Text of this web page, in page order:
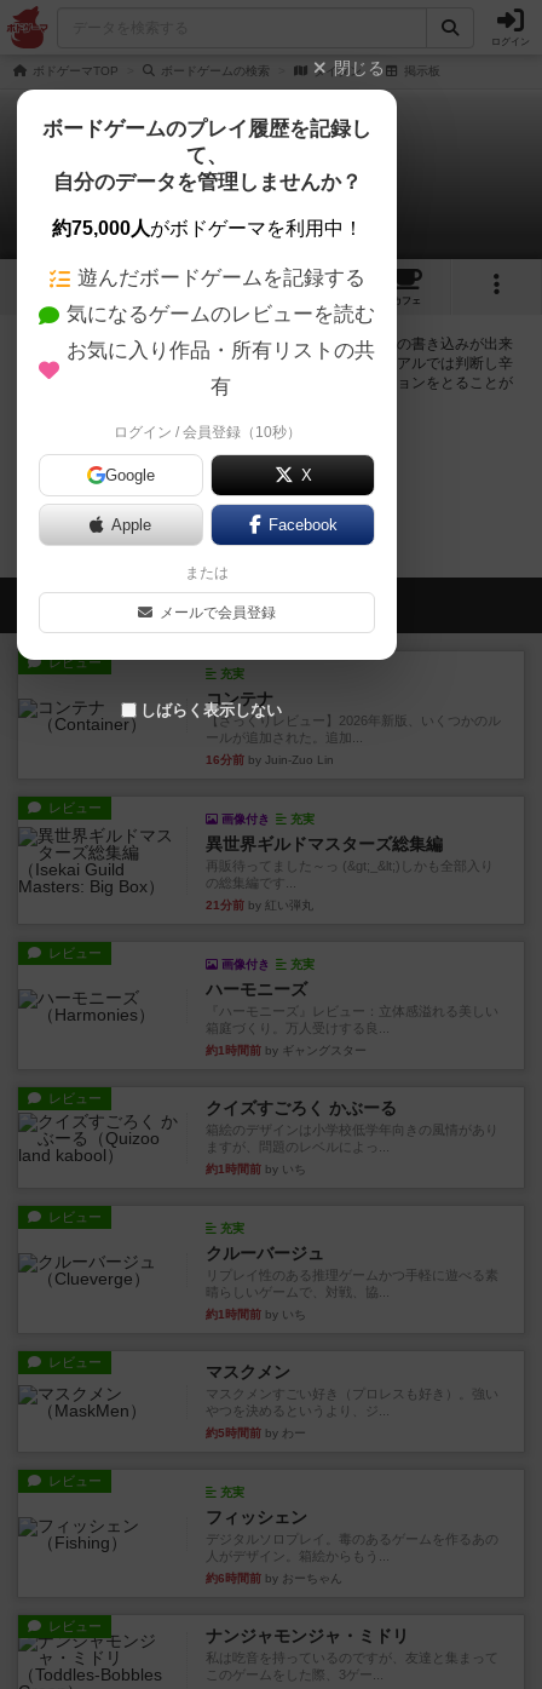
ログイン
ボドゲーマTOP ボードゲームの検索 タイタン 掲示板
タイタン
0件の掲示板
1 1
カフェ
ログインするとタイタンに関する掲示板の作成やコメントの書き込みが出来
るようになります。ルールの疑問やエラッタ情報、マニュアルでは判断し辛
い曖昧な表記等について会員同士で自由にコミュニケーションをとることが
ログイン/無料会員登録
タイタンのトップに戻る
会員の新しい投稿
レビュー
充実
コンテナ
【ざっくりレビュー】2026年新版、いくつかのル
ールが追加された。追加...
16分前 by Juin-Zuo Lin
レビュー
画像付き 充実
異世界ギルドマスターズ総集編
再販待ってました～っ (&gt;_&lt;)しかも全部入り
の総集編です...
21分前 by 紅い弾丸
レビュー
画像付き 充実
ハーモニーズ
『ハーモニーズ』レビュー：立体感溢れる美しい
箱庭づくり。万人受けする良...
約1時間前 by ギャングスター
レビュー クイズすごろく かぶーる
箱絵のデザインは小学校低学年向きの風情があり
ますが、問題のレベルによっ...
約1時間前 by いち
レビュー
充実
クルーバージュ
リプレイ性のある推理ゲームかつ手軽に遊べる素
晴らしいゲームで、対戦、協...
約1時間前 by いち
レビュー マスクメン
マスクメンすごい好き（プロレスも好き）。強い
やつを決めるというより、ジ...
約5時間前 by わー
レビュー
充実
フィッシェン
デジタルソロプレイ。毒のあるゲームを作るあの
人がデザイン。箱絵からもう...
約6時間前 by おーちゃん
レビュー ナンジャモンジャ・ミドリ
私は吃音を持っているのですが、友達と集まって
このゲームをした際、3ゲー...
閉じる
ボードゲームのプレイ履歴を記録し
て、
自分のデータを管理しませんか？
約75,000人がボドゲーマを利用中！
遊んだボードゲームを記録する
気になるゲームのレビューを読む
お気に入り作品・所有リストの共
有
ログイン / 会員登録（10秒）
Google X
Apple Facebook
または
メールで会員登録
しばらく表示しない